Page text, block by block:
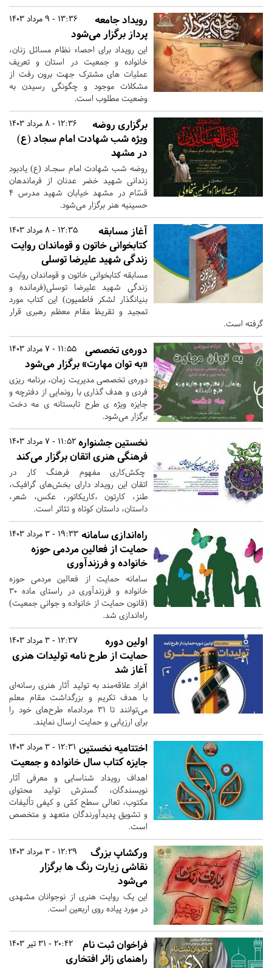
13:36 - 9 مرداد 1403
رویداد جامعه
پرداز برگزار می‌شود
این رویداد برای احصاء نظام مسائل زنان،
خانواده و جمعیت در استان و تعریف
عملیات های مشترک جهت برون رفت از
مشکلات موجود و چگونگی رسیدن به
وضعیت مطلوب است.
12:36 - 8 مرداد 1403
برگزاری روضه
ویژه شب شهادت امام سجاد (ع)
در مشهد
روضه شب شهادت امام سجـاد (ع) یادبود
زندانی شهید خضر عدنان از فرماندهان
قسّام در مشهد خیابان شهید مدرس ۴
حسینیه هنر برگزار می‌شود.
12:35 - 8 مرداد 1403
آغاز مسابقه‌
کتابخوانی خاتون و قوماندان روایت
زندگی شهید علیرضا توسلی
مسابقه‌ کتابخوانی خاتون و قوماندان روایت
زندگی شهید علیرضا توسلی(فرمانده و
بنیانگذار لشکر فاطمیون) این کتاب مورد
تمجید و تقریظ مقام معظم رهبری قرار
گرفته است.
11:55 - 7 مرداد 1403
دوره‌ی تخصصی
«به توان مهارت» برگزار می‌شود
دوره‌ی تخصصی مدیریت زمان، برنامه ریزی
فردی و هدف گذاری با رونمایی از دفترچه و
جایزه ویژه ی طرح تابستانه ی مه دخت
برگزار می‌شود.
11:52 - 7 مرداد 1403 نخستین جشنواره
فرهنگی هنری اتقان برگزار می‌کند
چکش‌کاری مفهوم فرهنگ کار در
اتقان این رویداد دارای بخش‌های گرافیک،
طنز، کارتون ،کاریکاتور، عکس، شعر،
داستان، داستان کوتاه و تئاتر است.
19:33 - 3 مرداد 1403 راه‌اندازی سامانه
حمایت از فعالین مردمی حوزه
خانواده و فرزندآوری
سامانه حمایت از فعالین مردمی حوزه
خانواده و فرزندآوری در راستای ماده ۳۰
(قانون حمایت از خانواده و جوانی جمعیت)
راه‌اندازی شد.
12:37 - 3 مرداد 1403
اولین دوره
حمایت از طرح نامه تولیدات هنری
آغاز شد
افراد علاقه‌مند به تولید آثار هنری رسانه‌ای
با هدف تکریم و بزرگداشت مقام معلم
می‌توانند تا 31 مردادماه طرح‌های خود را
برای ارزیابی و حمایت ارسال نمایند.
12:31 - 3 مرداد 1403 اختتامیه نخستین
جایزه کتاب سال خانواده و جمعیت
اهداف رویداد شناسایی و معرفی آثار
نویسندگان، گسترش تولید محتوای
مکتوب، تعالی سطح کمّی و کیفی تألیفات
و تشویق پدیدآورندگان متعهد و متخصص
است.
12:29 - 3 مرداد 1403
ورکشاپ بزرگ
نقاشی زیارت رنگ ها برگزار
می‌شود
این یک روایت هنری از نوجوانان مشهدی
در مورد پیاده روی اربعین است.
20:42 - 31 تیر 1403
فراخوان ثبت نام
راهنمای زائر افتخاری